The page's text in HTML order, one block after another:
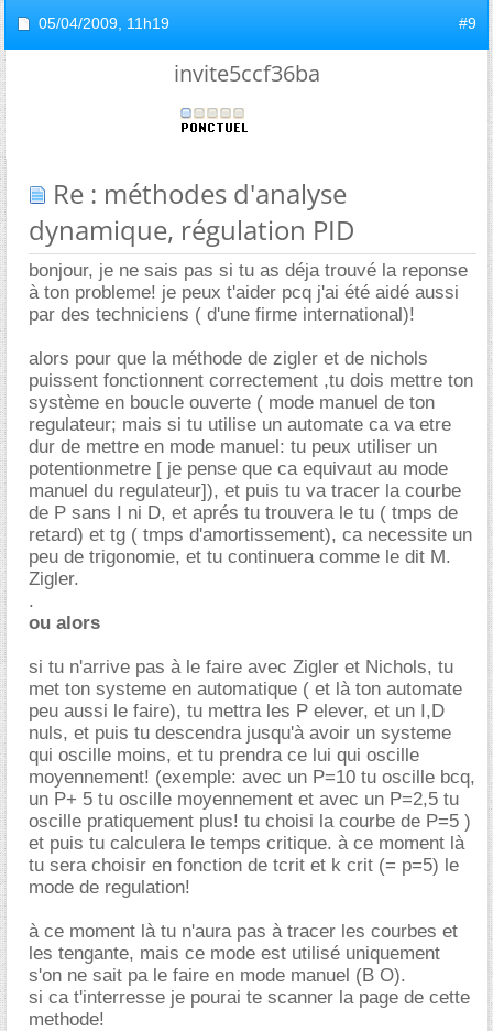
05/04/2009, 11h19 #9
invite5ccf36ba
Re : méthodes d'analyse
dynamique, régulation PID
bonjour, je ne sais pas si tu as déja trouvé la reponse
à ton probleme! je peux t'aider pcq j'ai été aidé aussi
par des techniciens ( d'une firme international)!
alors pour que la méthode de zigler et de nichols
puissent fonctionnent correctement ,tu dois mettre ton
système en boucle ouverte ( mode manuel de ton
regulateur; mais si tu utilise un automate ca va etre
dur de mettre en mode manuel: tu peux utiliser un
potentionmetre [ je pense que ca equivaut au mode
manuel du regulateur]), et puis tu va tracer la courbe
de P sans I ni D, et aprés tu trouvera le tu ( tmps de
retard) et tg ( tmps d'amortissement), ca necessite un
peu de trigonomie, et tu continuera comme le dit M.
Zigler.
.
ou alors
si tu n'arrive pas à le faire avec Zigler et Nichols, tu
met ton systeme en automatique ( et là ton automate
peu aussi le faire), tu mettra les P elever, et un I,D
nuls, et puis tu descendra jusqu'à avoir un systeme
qui oscille moins, et tu prendra ce lui qui oscille
moyennement! (exemple: avec un P=10 tu oscille bcq,
un P+ 5 tu oscille moyennement et avec un P=2,5 tu
oscille pratiquement plus! tu choisi la courbe de P=5 )
et puis tu calculera le temps critique. à ce moment là
tu sera choisir en fonction de tcrit et k crit (= p=5) le
mode de regulation!
à ce moment là tu n'aura pas à tracer les courbes et
les tengante, mais ce mode est utilisé uniquement
s'on ne sait pa le faire en mode manuel (B O).
si ca t'interresse je pourai te scanner la page de cette
methode!